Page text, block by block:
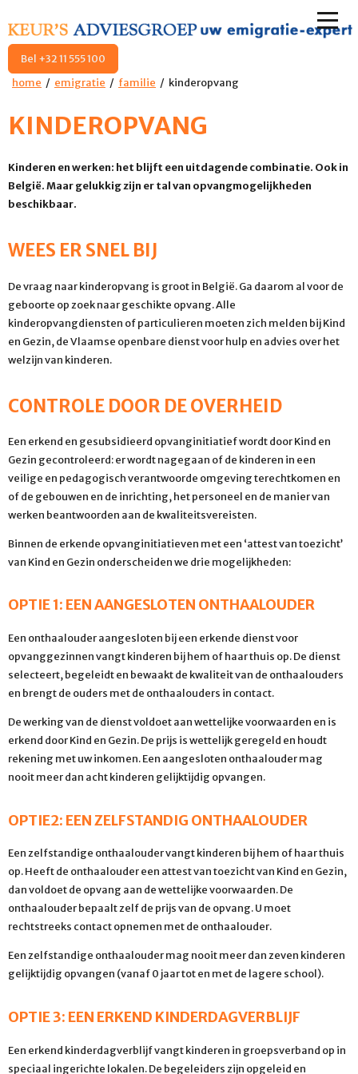
Bel +32 11 555 100
home
emigratie familie kinderopvang
KINDEROPVANG
Kinderen en werken: het blijft een uitdagende combinatie. Ook in
België. Maar gelukkig zijn er tal van opvangmogelijkheden
beschikbaar.
WEES ER SNEL BIJ
De vraag naar kinderopvang is groot in België. Ga daarom al voor de
geboorte op zoek naar geschikte opvang. Alle
kinderopvangdiensten of particulieren moeten zich melden bij Kind
en Gezin, de Vlaamse openbare dienst voor hulp en advies over het
welzijn van kinderen.
CONTROLE DOOR DE OVERHEID
Een erkend en gesubsidieerd opvanginitiatief wordt door Kind en
Gezin gecontroleerd: er wordt nagegaan of de kinderen in een
veilige en pedagogisch verantwoorde omgeving terechtkomen en
of de gebouwen en de inrichting, het personeel en de manier van
werken beantwoorden aan de kwaliteitsvereisten.
Binnen de erkende opvanginitiatieven met een ‘attest van toezicht’
van Kind en Gezin onderscheiden we drie mogelijkheden:
OPTIE 1: EEN AANGESLOTEN ONTHAALOUDER
Een onthaalouder aangesloten bij een erkende dienst voor
opvanggezinnen vangt kinderen bij hem of haar thuis op. De dienst
selecteert, begeleidt en bewaakt de kwaliteit van de onthaalouders
en brengt de ouders met de onthaalouders in contact.
De werking van de dienst voldoet aan wettelijke voorwaarden en is
erkend door Kind en Gezin. De prijs is wettelijk geregeld en houdt
rekening met uw inkomen. Een aangesloten onthaalouder mag
nooit meer dan acht kinderen gelijktijdig opvangen.
OPTIE2: EEN ZELFSTANDIG ONTHAALOUDER
Een zelfstandige onthaalouder vangt kinderen bij hem of haar thuis
op. Heeft de onthaalouder een attest van toezicht van Kind en Gezin,
dan voldoet de opvang aan de wettelijke voorwaarden. De
onthaalouder bepaalt zelf de prijs van de opvang. U moet
rechtstreeks contact opnemen met de onthaalouder.
Een zelfstandige onthaalouder mag nooit meer dan zeven kinderen
gelijktijdig opvangen (vanaf 0 jaar tot en met de lagere school).
OPTIE 3: EEN ERKEND KINDERDAGVERBLIJF
Een erkend kinderdagverblijf vangt kinderen in groepsverband op in
speciaal ingerichte lokalen. De begeleiders zijn opgeleid en